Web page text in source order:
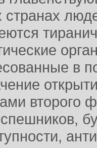
странах
в
второго